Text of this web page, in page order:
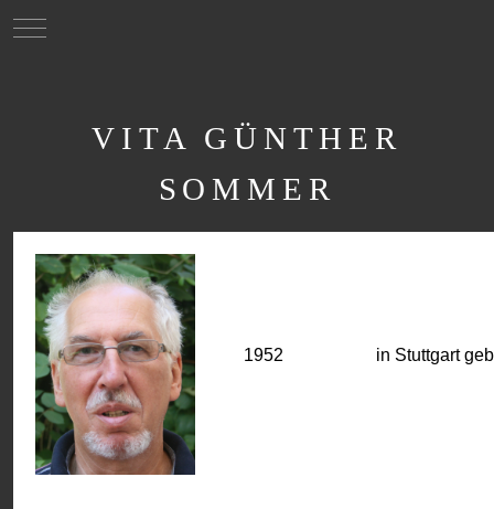
Mobile Menu Toggle
VITA GÜNTHER
SOMMER
1952 in Stuttgart